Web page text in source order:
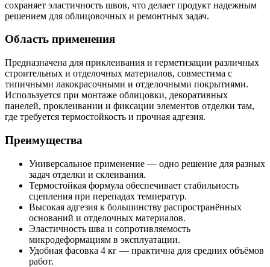
сохраняет эластичность швов, что делает продукт надежным
решением для облицовочных и ремонтных задач.
Область применения
Предназначена для приклеивания и герметизации различных
строительных и отделочных материалов, совместима с
типичными лакокрасочными и отделочными покрытиями.
Используется при монтаже облицовки, декоративных
панелей, проклеивании и фиксации элементов отделки там,
где требуется термостойкость и прочная адгезия.
Преимущества
Универсальное применение — одно решение для разных
задач отделки и склеивания.
Термостойкая формула обеспечивает стабильность
сцепления при перепадах температур.
Высокая адгезия к большинству распространённых
оснований и отделочных материалов.
Эластичность шва и сопротивляемость
микродеформациям в эксплуатации.
Удобная фасовка 4 кг — практична для средних объёмов
работ.